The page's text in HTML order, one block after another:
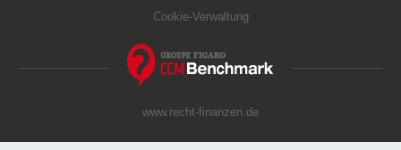
Cookie-Verwaltung
www.recht-finanzen.de